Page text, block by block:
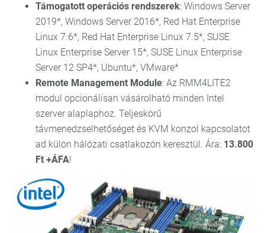
Támogatott operációs rendszerek: Windows Server
2019*, Windows Server 2016*, Red Hat Enterprise
Linux 7.6*, Red Hat Enterprise Linux 7.5*, SUSE
Linux Enterprise Server 15*, SUSE Linux Enterprise
Server 12 SP4*, Ubuntu*, VMware*
Remote Management Module: Az RMM4LITE2
modul opcionálisan vásárolható minden Intel
szerver alaplaphoz. Teljeskörű
távmenedzselhetőséget és KVM konzol kapcsolatot
ad külön hálózati csatlakozón keresztül. Ára: 13.800
Ft +ÁFA!